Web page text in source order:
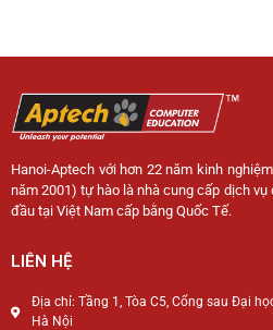
Hanoi-Aptech với hơn 22 năm kinh
năm 2001) tự hào là nhà cung cấp dịch
đầu tại Việt Nam cấp bằng Quốc Tế.
LIÊN HỆ
Địa chỉ: Tầng 1, Tòa C5, Cổng sau Đại
Hà Nội